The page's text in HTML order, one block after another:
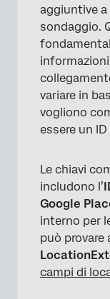
aggiuntive
sondaggio.
variare in
vogliono
essere un
Le chiavi
includono l’
Google
interno per
può provare
campi di